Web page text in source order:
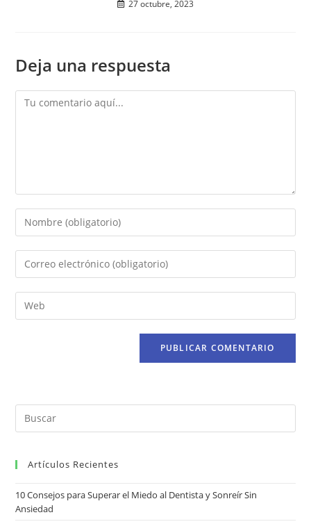
27 octubre, 2023
Deja una respuesta
Artículos Recientes
10 Consejos para Superar el Miedo al Dentista y Sonreír Sin
Ansiedad